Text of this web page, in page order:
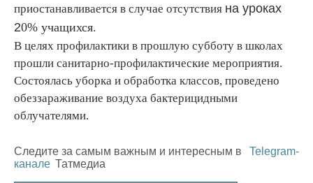
приостанавливается в случае отсутствия на уроках
20% учащихся.
В целях профилактики в прошлую субботу в школах
прошли санитарно-профилактические мероприятия.
Состоялась уборка и обработка классов, проведено
обеззараживание воздуха бактерицидными
облучателями.
Следите за самым важным и интересным в
Telegram-
канале Татмедиа